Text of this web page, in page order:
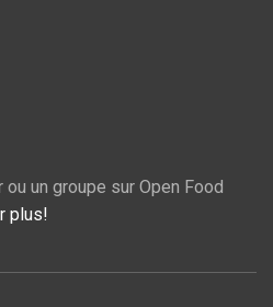
un groupe sur Open Food
plus!